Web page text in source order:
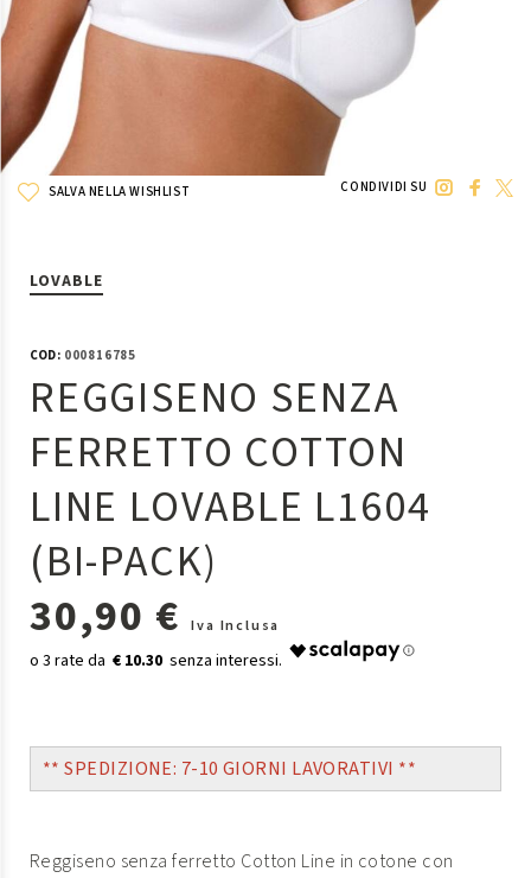
SALVA NELLA WISHLIST CONDIVIDI SU
LOVABLE
COD:000816785
REGGISENO SENZA
FERRETTO COTTON
LINE LOVABLE L1604
(BI-PACK)
30,90 €
Iva Inclusa
€ 10.30
** SPEDIZIONE: 7-10 GIORNI LAVORATIVI **
Reggiseno senza ferretto Cotton Line in cotone con